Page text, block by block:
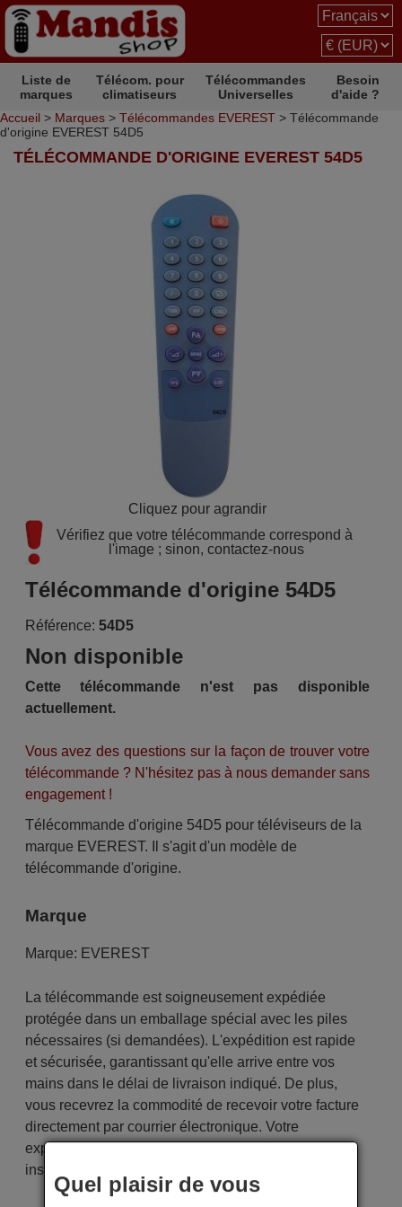
Liste de
marques
Télécom. pour
climatiseurs
Télécommandes
Universelles
Besoin
d'aide ?
Accueil > Marques > Télécommandes EVEREST > Télécommande
d'origine EVEREST 54D5
TÉLÉCOMMANDE D'ORIGINE EVEREST 54D5
Cliquez pour agrandir
Vérifiez que votre télécommande correspond à
l'image ; sinon, contactez-nous
Télécommande d'origine 54D5
Référence: 54D5
Non disponible
Cette télécommande n'est pas disponible
actuellement.
Vous avez des questions sur la façon de trouver votre
télécommande ? N'hésitez pas à nous demander sans
engagement !
Télécommande d'origine 54D5 pour téléviseurs de la
marque EVEREST. Il s'agit d'un modèle de
télécommande d'origine.
Marque
Marque: EVEREST
La télécommande est soigneusement expédiée
protégée dans un emballage spécial avec les piles
nécessaires (si demandées). L'expédition est rapide
et sécurisée, garantissant qu'elle arrive entre vos
mains dans le délai de livraison indiqué. De plus,
vous recevrez la commodité de recevoir votre facture
directement par courrier électronique. Votre
expérience d'achat sera impeccable dès le premier
instant !
Quel plaisir de vous